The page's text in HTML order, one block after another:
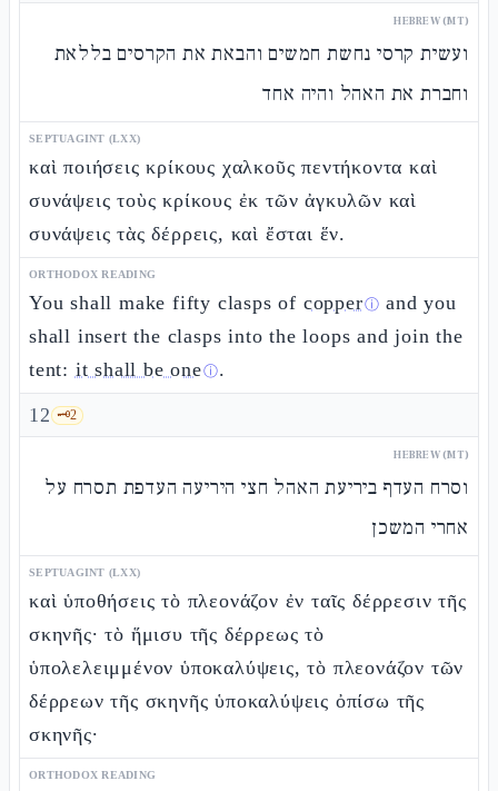
HEBREW (MT)
ועשית קרסי נחשת חמשים והבאת את הקרסים בללאת
וחברת את האהל והיה אחד
SEPTUAGINT (LXX)
καὶ ποιήσεις κρίκους χαλκοῦς πεντήκοντα καὶ
συνάψεις τοὺς κρίκους ἐκ τῶν ἀγκυλῶν καὶ
συνάψεις τὰς δέρρεις, καὶ ἔσται ἕν.
ORTHODOX READING
You shall make fifty clasps of copperⓘ and you
shall insert the clasps into the loops and join the
tent: it shall be oneⓘ.
12 🗝️2
HEBREW (MT)
וסרח העדף ביריעת האהל חצי היריעה העדפת תסרח על
אחרי המשכן
SEPTUAGINT (LXX)
καὶ ὑποθήσεις τὸ πλεονάζον ἐν ταῖς δέρρεσιν τῆς
σκηνῆς· τὸ ἥμισυ τῆς δέρρεως τὸ
ὑπολελειμμένον ὑποκαλύψεις, τὸ πλεονάζον τῶν
δέρρεων τῆς σκηνῆς ὑποκαλύψεις ὀπίσω τῆς
σκηνῆς·
ORTHODOX READING